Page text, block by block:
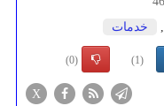
, خدمات
(1)
(0)
X